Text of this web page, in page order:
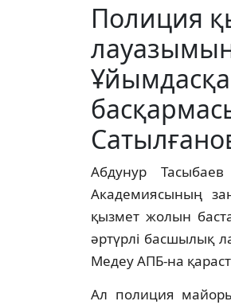
Полиция
Абдунур
Академиясының
қызмет жолын
әртүрлі басшылық
Медеу АПБ-на
Ал полиция